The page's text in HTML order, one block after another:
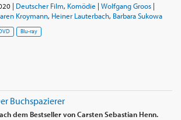
| Deutscher Film, Komödie | Wolfgang Groos|
Kroymann, Heiner Lauterbach, Barbara Sukowa
Blu-ray
Buchspazierer
dem Bestseller von Carsten Sebastian Henn.